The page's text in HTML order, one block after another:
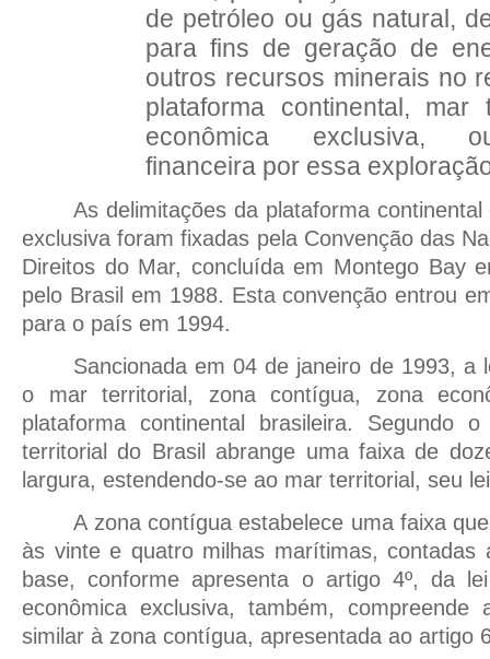
de petróleo ou gás natural,
para fins de geração de
outros recursos minerais no
plataforma continental, mar
econômica exclusiva,
financeira por essa
As delimitações da plataforma
exclusiva foram fixadas pela Convenção das
Direitos do Mar, concluída em Montego Bay
pelo Brasil em 1988. Esta convenção entrou
para o país em 1994.
Sancionada em 04 de janeiro de 1993, a
o mar territorial, zona contígua, zona
plataforma continental brasileira. Segundo
territorial do Brasil abrange uma faixa de
largura, estendendo-se ao mar territorial, seu
A zona contígua estabelece uma faixa
às vinte e quatro milhas marítimas, contadas
base, conforme apresenta o artigo 4º, da
econômica exclusiva, também,
similar à zona contígua, apresentada ao artigo